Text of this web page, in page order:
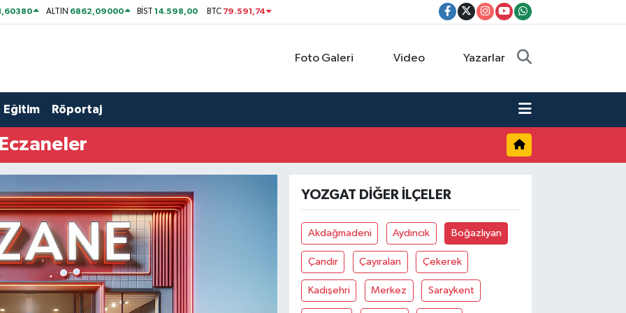
ALTIN 6862,09000 BİST14.598,00 BTC 79.591,74
Foto Galeri Video Yazarlar
Eğitim Röportaj
YOZGAT DIĞER İLÇELER
Akdağmadeni Aydıncık Boğazlıyan
Çandır Çayıralan Çekerek
Kadışehri Merkez Saraykent